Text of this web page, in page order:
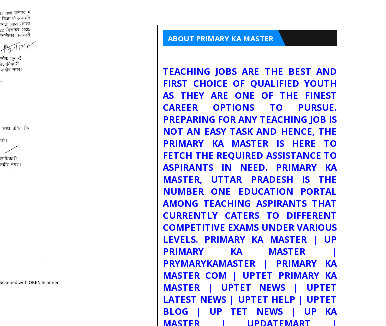
ABOUT PRIMARY KA MASTER
TEACHING JOBS ARE THE BEST AND
FIRST CHOICE OF QUALIFIED YOUTH
AS THEY ARE ONE OF THE FINEST
CAREER OPTIONS TO PURSUE.
PREPARING FOR ANY TEACHING JOB IS
NOT AN EASY TASK AND HENCE, THE
PRIMARY KA MASTER IS HERE TO
FETCH THE REQUIRED ASSISTANCE TO
ASPIRANTS IN NEED. PRIMARY KA
MASTER, UTTAR PRADESH IS THE
NUMBER ONE EDUCATION PORTAL
AMONG TEACHING ASPIRANTS THAT
CURRENTLY CATERS TO DIFFERENT
COMPETITIVE EXAMS UNDER VARIOUS
LEVELS. PRIMARY KA MASTER | UP
PRIMARY KA MASTER |
PRYMARYKAMASTER | PRIMARY KA
MASTER COM | UPTET PRIMARY KA
MASTER | UPTET NEWS | UPTET
LATEST NEWS | UPTET HELP | UPTET
BLOG | UP TET NEWS | UP KA
MASTER | UPDATEMART |